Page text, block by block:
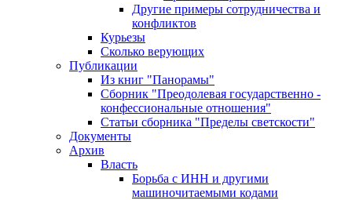
Другие примеры сотрудничества и
конфликтов
Курьезы
Сколько верующих
Публикации
Из книг "Панорамы"
Сборник "Преодолевая государственно -
конфессиональные отношения"
Статьи сборника "Пределы светскости"
Документы
Архив
Власть
Борьба с ИНН и другими
машиночитаемыми кодами